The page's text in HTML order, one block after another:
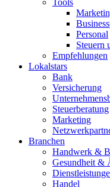
Tools
Personal
Steuern
Empfehlungen
Lokalstars
Bank
Versicherung
Steuerberatung
Marketing
Branchen
Handwerk &
Gesundheit &
Handel